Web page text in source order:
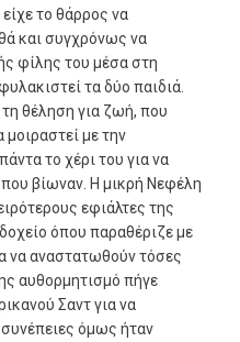
το θάρρος να
και συγχρόνως να
φίλης του μέσα στη
τα δύο παιδιά.
θέληση για ζωή, που
με την
το χέρι του για να
βίωναν. Η μικρή Νεφέλη
εφιάλτες της
όπου παραθέριζε με
να αναστατωθούν τόσες
αυθορμητισμό πήγε
Σαντ για να
όμως ήταν